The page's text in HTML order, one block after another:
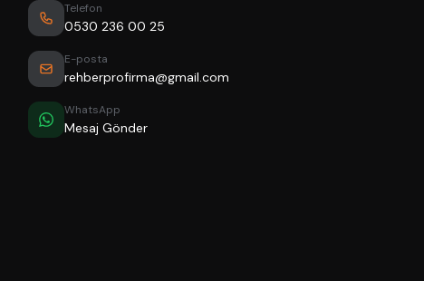
Telefon
0530 236 00 25
E-posta
rehberprofirma@gmail.com
WhatsApp
Mesaj Gönder